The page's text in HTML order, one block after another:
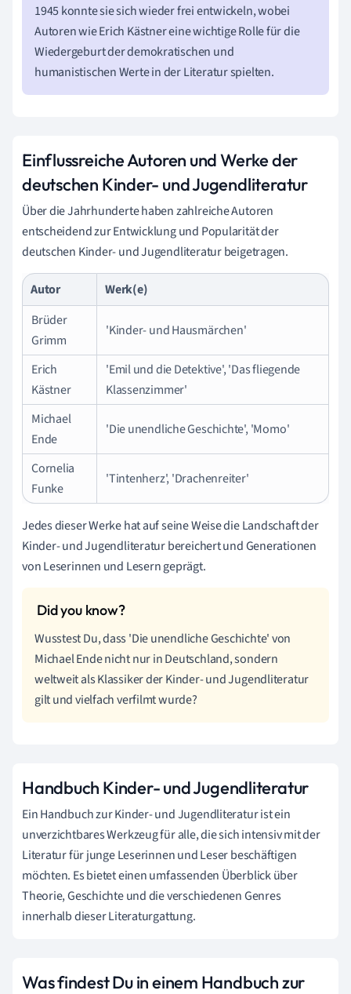
1945 konnte sie sich wieder frei entwickeln, wobei
Autoren wie Erich Kästner eine wichtige Rolle für die
Wiedergeburt der demokratischen und
humanistischen Werte in der Literatur spielten.
Einflussreiche Autoren und Werke der
deutschen Kinder- und Jugendliteratur
Über die Jahrhunderte haben zahlreiche Autoren
entscheidend zur Entwicklung und Popularität der
deutschen Kinder- und Jugendliteratur beigetragen.
Autor
Werk(e)
Brüder
Grimm
'Kinder- und Hausmärchen'
Erich
Kästner
'Emil und die Detektive', 'Das fliegende
Klassenzimmer'
Michael
Ende
'Die unendliche Geschichte', 'Momo'
Cornelia
Funke
'Tintenherz', 'Drachenreiter'
Jedes dieser Werke hat auf seine Weise die Landschaft der
Kinder- und Jugendliteratur bereichert und Generationen
von Leserinnen und Lesern geprägt.
Wusstest Du, dass 'Die unendliche Geschichte' von
Michael Ende nicht nur in Deutschland, sondern
weltweit als Klassiker der Kinder- und Jugendliteratur
gilt und vielfach verfilmt wurde?
Handbuch Kinder- und Jugendliteratur
Ein Handbuch zur Kinder- und Jugendliteratur ist ein
unverzichtbares Werkzeug für alle, die sich intensiv mit der
Literatur für junge Leserinnen und Leser beschäftigen
möchten. Es bietet einen umfassenden Überblick über
Theorie, Geschichte und die verschiedenen Genres
innerhalb dieser Literaturgattung.
Was findest Du in einem Handbuch zur